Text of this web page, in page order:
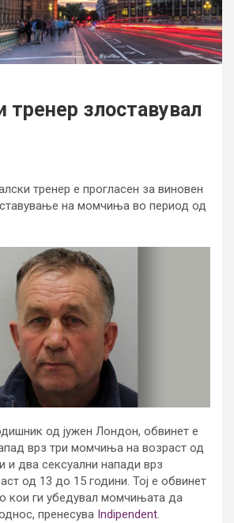
тренер злоставувал
тренер е прогласен за виновен
на момчиња во период од
од јужен Лондон, обвинет е
врз три момчиња на возраст од
и два сексуални напади врз
од 13 до 15 години. Тој е обвинет
кои ги убедувал момчињата да
пренесува Indipendent.